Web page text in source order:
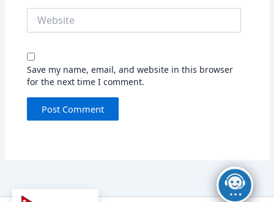
Save my name, email, and website in this browser
for the next time I comment.